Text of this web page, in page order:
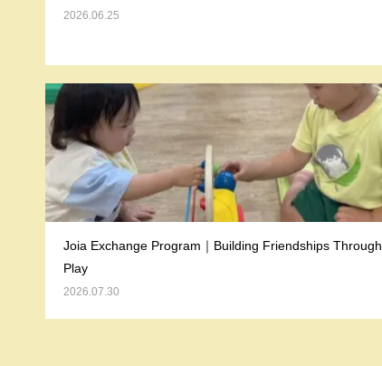
2026.06.25
Joia Exchange Program｜Building Friendships Through
Play
2026.07.30